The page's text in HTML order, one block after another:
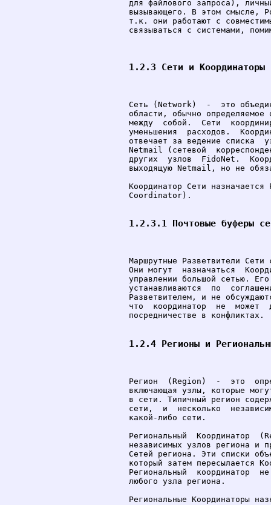
для файлового запроса),
вызывающего. В этом смысле,
т.к. они работают с
связываться с системами,
1.2.3 Сети и Координаторы
Сеть (Network)  -  это
области, обычно определяемое
между  собой.  Сети
уменьшения  расходов.
отвечает за ведение списка
Netmail (сетевой
других  узлов  FidoNet.
выходящую Netmail, но не
Координатор Сети
Coordinator).
1.2.3.1 Почтовые буферы
Маршрутные Разветвители
Они могут  назначаться
управлении большой сетью.
устанавливаются  по
Разветвителем, и не
что  координатор  не  может
посредничестве в конфликтах.
1.2.4 Регионы и
Регион  (Region)  -  это
включающая узлы, которые
в сети. Типичный регион
сети,  и  несколько
какой-либо сети.
Региональный  Координатор
независимых узлов региона и
Сетей региона. Эти списки
который затем пересылается
Региональный  координатор
любого узла региона.
Региональные Координаторы